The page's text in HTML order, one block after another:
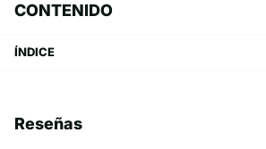
CONTENIDO
ÍNDICE
Reseñas